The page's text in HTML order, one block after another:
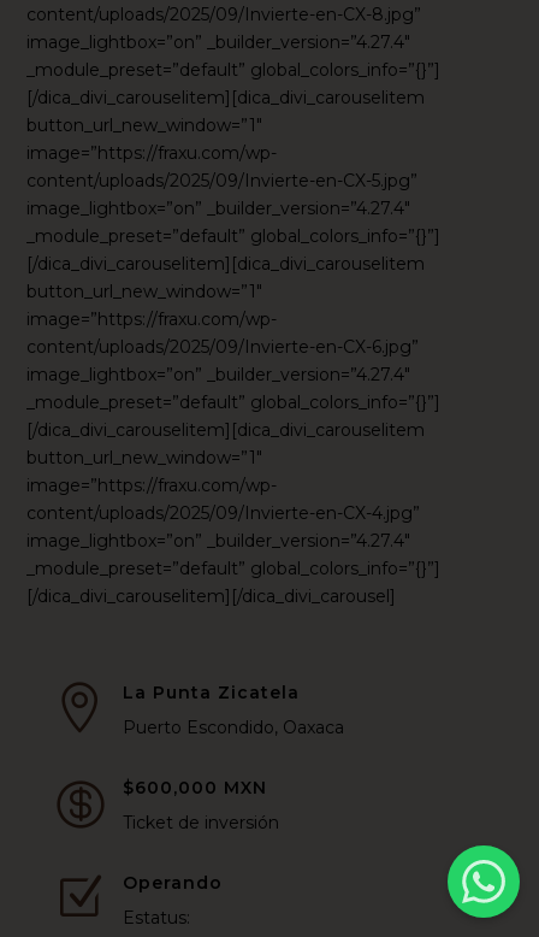
content/uploads/2025/09/Invierte-en-CX-8.jpg”
image_lightbox=”on” _builder_version=”4.27.4″
_module_preset=”default” global_colors_info=”{}”]
[/dica_divi_carouselitem][dica_divi_carouselitem
button_url_new_window=”1″
image=”https://fraxu.com/wp-
content/uploads/2025/09/Invierte-en-CX-5.jpg”
image_lightbox=”on” _builder_version=”4.27.4″
_module_preset=”default” global_colors_info=”{}”]
[/dica_divi_carouselitem][dica_divi_carouselitem
button_url_new_window=”1″
image=”https://fraxu.com/wp-
content/uploads/2025/09/Invierte-en-CX-6.jpg”
image_lightbox=”on” _builder_version=”4.27.4″
_module_preset=”default” global_colors_info=”{}”]
[/dica_divi_carouselitem][dica_divi_carouselitem
button_url_new_window=”1″
image=”https://fraxu.com/wp-
content/uploads/2025/09/Invierte-en-CX-4.jpg”
image_lightbox=”on” _builder_version=”4.27.4″
_module_preset=”default” global_colors_info=”{}”]
[/dica_divi_carouselitem][/dica_divi_carousel]

La Punta Zicatela
Puerto Escondido, Oaxaca

$600,000 MXN
Ticket de inversión
Z
Operando
Estatus: